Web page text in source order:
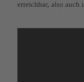
erreichbar, also auch